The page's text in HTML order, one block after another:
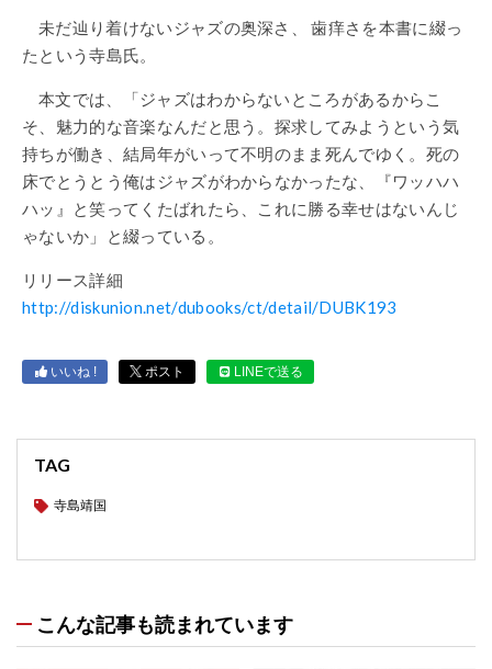
未だ辿り着けないジャズの奥深さ、 歯痒さを本書に綴っ
たという寺島氏。
本文では、「ジャズはわからないところがあるからこ
そ、魅力的な音楽なんだと思う。探求してみようという気
持ちが働き、結局年がいって不明のまま死んでゆく。死の
床でとうとう俺はジャズがわからなかったな、『ワッハハ
ハッ』と笑ってくたばれたら、これに勝る幸せはないんじ
ゃないか」と綴っている。
リリース詳細
http://diskunion.net/dubooks/ct/detail/DUBK193
いいね ! ポスト LINEで送る
TAG
寺島靖国
こんな記事も読まれています